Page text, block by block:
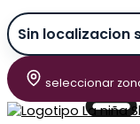
seleccionar